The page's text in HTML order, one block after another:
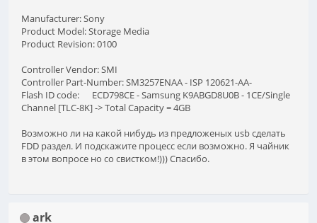
Manufacturer: Sony
Product Model: Storage Media
Product Revision: 0100
Controller Vendor: SMI
Controller Part-Number: SM3257ENAA - ISP 120621-AA-
Flash ID code: ECD798CE - Samsung K9ABGD8U0B - 1CE/Single
Channel [TLC-8K] -> Total Capacity = 4GB
Возможно ли на какой нибудь из предложеных usb сделать
FDD раздел. И подскажите процесс если возможно. Я чайник
в этом вопросе но со свистком!))) Спасибо.
ark